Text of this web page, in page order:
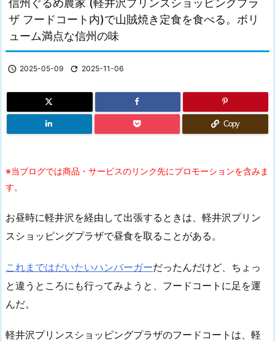
信州ぐるめ農家 (軽井沢プリンスショッピングプラ
ザ フードコート内)で山賊焼き定食を食べる。ボリ
ューム満点な信州の味
 2025-05-09  2025-11-06
Copy
※当ブログでは商品・サービスのリンク先にプロモーションを含みま
す。
お昼時に軽井沢を経由して出張するときは、軽井沢プリン
スショッピングプラザで昼食を取ることがある。
これまではだいたいハンバーガーだったんだけど、ちょっ
と違うところにも行ってみようと、フードコートに足を運
んだ。
軽井沢プリンスショッピングプラザのフードコートは、軽